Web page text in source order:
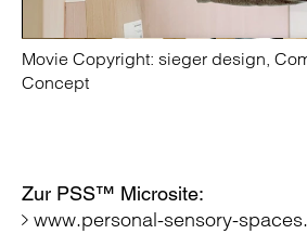
Movie Copyright: sieger design,
Concept
Zur PSS™ Microsite:
www.personal-sensory-